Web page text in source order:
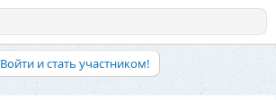
Войти и стать участником!